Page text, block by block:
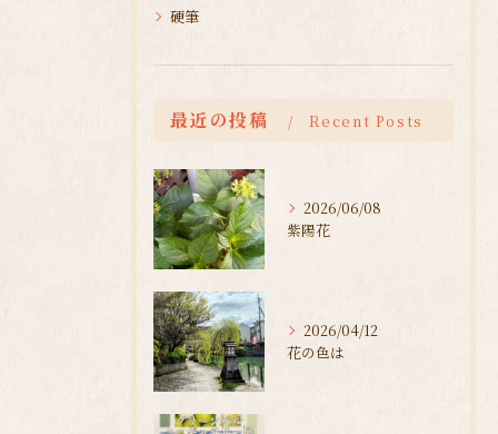
硬筆
最近の投稿 Recent Posts
2026/06/08
紫陽花
2026/04/12
花の色は